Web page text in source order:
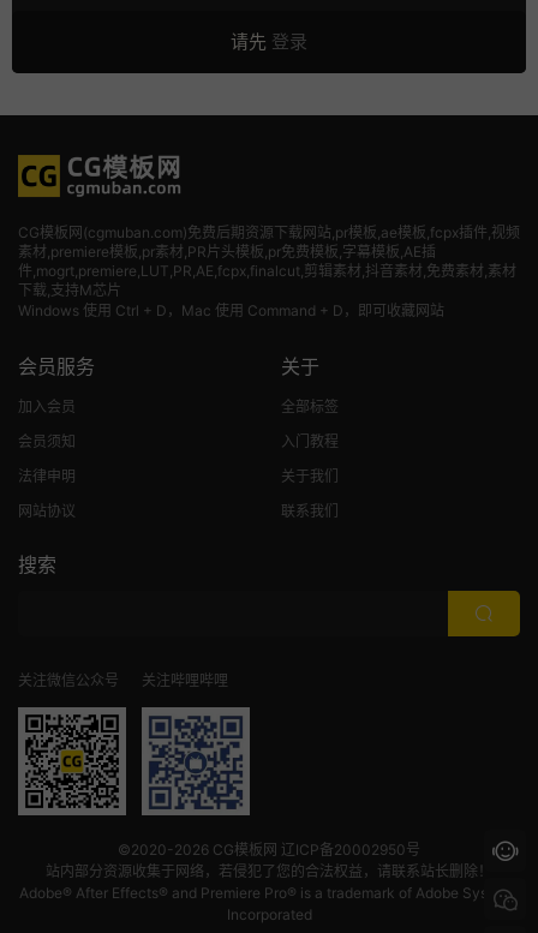
请先 登录
CG模板网(cgmuban.com)免费后期资源下载网站,pr模板,ae模板,fcpx插件,视频
素材 ,premiere模板,pr素材,PR片头模板,pr免费模板,字幕模板,AE插
件,mogrt,premiere,LUT,PR,AE,fcpx,finalcut,剪辑素材,抖音素材,免费素材,素材
下载,支持M芯片
Windows 使用 Ctrl + D，Mac 使用 Command + D，即可收藏网站
会员服务
加入会员
会员须知
法律申明
网站协议
关于
全部标签
入门教程
关于我们
联系我们
搜索
关注微信公众号 关注哔哩哔哩
©2020-2026 CG模板网 辽ICP备20002950号
站内部分资源收集于网络，若侵犯了您的合法权益，请联系站长删除！
Adobe® After Effects® and Premiere Pro® is a trademark of Adobe Systems
Incorporated